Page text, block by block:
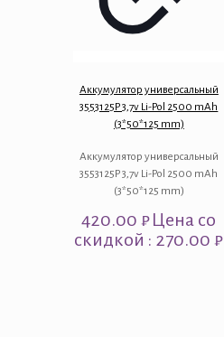
Аккумулятор универсальный
3553125P 3,7v Li-Pol 2500 mAh
(3*50*125 mm)
Аккумулятор универсальный
3553125P 3,7v Li-Pol 2500 mAh
(3*50*125 mm)
420.00₽Цена со
скидкой : 270.00 ₽